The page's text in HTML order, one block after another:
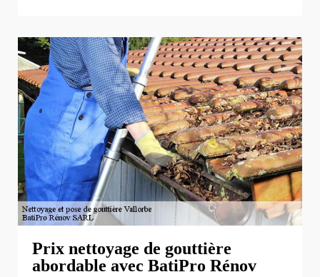
Prix nettoyage de gouttière
abordable avec BatiPro Rénov